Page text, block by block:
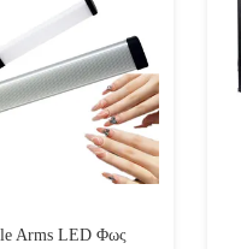
Arms LED Φως